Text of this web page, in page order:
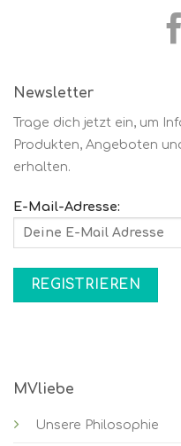
MVliebe
Unsere Philosophie
Newsletter
Trage dich jetzt ein, um
Produkten, Angeboten
erhalten.
E-Mail-Adresse: